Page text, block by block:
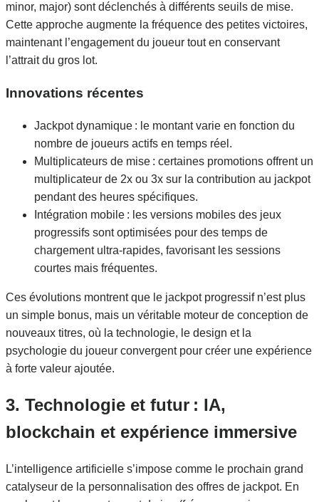
minor, major) sont déclenchés à différents seuils de mise.
Cette approche augmente la fréquence des petites victoires,
maintenant l’engagement du joueur tout en conservant
l’attrait du gros lot.
Innovations récentes
Jackpot dynamique : le montant varie en fonction du
nombre de joueurs actifs en temps réel.
Multiplicateurs de mise : certaines promotions offrent un
multiplicateur de 2x ou 3x sur la contribution au jackpot
pendant des heures spécifiques.
Intégration mobile : les versions mobiles des jeux
progressifs sont optimisées pour des temps de
chargement ultra‑rapides, favorisant les sessions
courtes mais fréquentes.
Ces évolutions montrent que le jackpot progressif n’est plus
un simple bonus, mais un véritable moteur de conception de
nouveaux titres, où la technologie, le design et la
psychologie du joueur convergent pour créer une expérience
à forte valeur ajoutée.
3. Technologie et futur : IA,
blockchain et expérience immersive
L’intelligence artificielle s’impose comme le prochain grand
catalyseur de la personnalisation des offres de jackpot. En